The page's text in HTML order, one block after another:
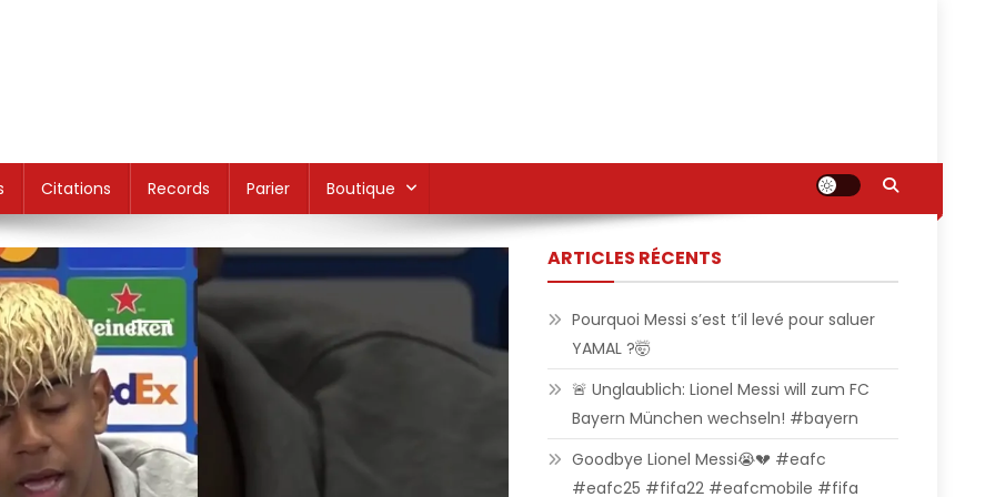
Citations Records Parier Boutique
ARTICLES RÉCENTS
Pourquoi Messi s’est t’il levé pour saluer
YAMAL ?🤯
🚨 Unglaublich: Lionel Messi will zum FC
Bayern München wechseln! #bayern
Goodbye Lionel Messi😭💔 #eafc
#eafc25 #fifa22 #eafcmobile #fifa